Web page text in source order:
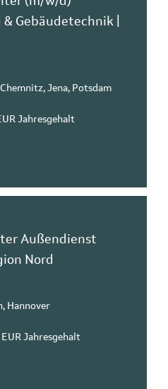
Gebäudetechnik |
Jena, Potsdam
Jahresgehalt
Außendienst
Nord
Hannover
Jahresgehalt